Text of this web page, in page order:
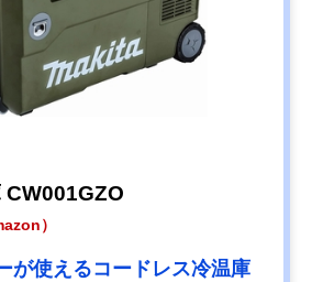
CW001GZO
）
が使えるコードレス冷温庫